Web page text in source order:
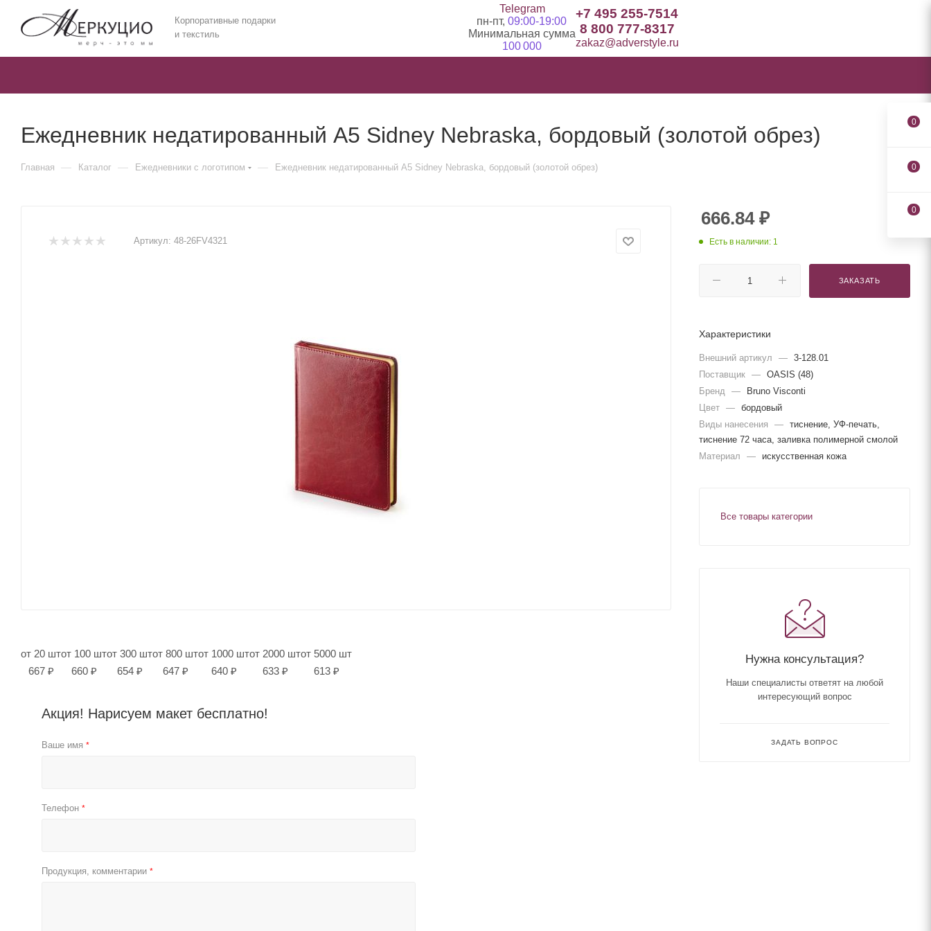
Корпоративные подарки
и текстиль
Telegram
пн-пт, 09:00-19:00
Минимальная сумма
100 000
+7 495 255-7514
8 800 777-8317
zakaz@adverstyle.ru
Ежедневник недатированный А5 Sidney Nebraska, бордовый (золотой обрез)
Главная — Каталог — Ежедневники c логотипом — Ежедневник недатированный А5 Sidney Nebraska, бордовый (золотой обрез)
Артикул: 48-26FV4321
от 20 шт
667 ₽
от 100 шт
660 ₽
от 300 шт
654 ₽
от 800 шт
647 ₽
от 1000 шт
640 ₽
от 2000 шт
633 ₽
от 5000 шт
613 ₽
Акция! Нарисуем макет бесплатно!
Ваше имя *
Телефон *
Продукция, комментарии *
666.84₽
Есть в наличии: 1
ЗАКАЗАТЬ
Характеристики
Внешний артикул — 3-128.01
Поставщик — OASIS (48)
Бренд
—
Bruno Visconti
Цвет — бордовый
Виды нанесения
— тиснение, УФ-печать,
тиснение 72 часа, заливка полимерной смолой
Материал
— искусственная кожа
Все товары категории
Нужна консультация?
Наши специалисты ответят на любой
интересующий вопрос
ЗАДАТЬ ВОПРОС
0
0
0